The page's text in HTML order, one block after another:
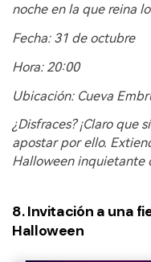
noche en la que reina
Fecha: 31 de octubre
Hora: 20:00
Ubicación: Cueva
¿Disfraces? ¡Claro que
apostar por ello.
Halloween inquietante
8. Invitación a una
Halloween